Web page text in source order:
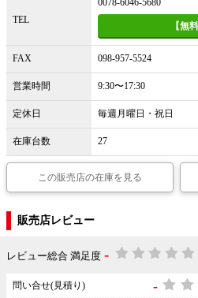
TEL
0078-6046-5680
【無
FAX 098-957-5524
営業時間 9:30〜17:30
定休日 毎週月曜日・祝日
在庫台数 27
この販売店の在庫を見る
販売店レビュー
レビュー総合 満足度 -
問い合せ(見積り) -